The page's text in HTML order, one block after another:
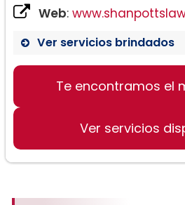
Web:
Ver servicios brindados
Te encontramos el
Ver servicios